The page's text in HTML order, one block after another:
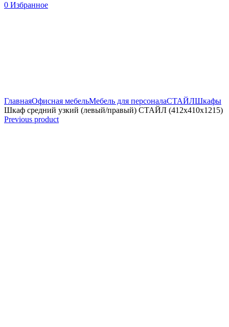
0 Избранное
ГлавнаяОфисная мебельМебель для персоналаСТАЙЛШкафы
Шкаф средний узкий (левый/правый) СТАЙЛ (412х410х1215)
Previous product